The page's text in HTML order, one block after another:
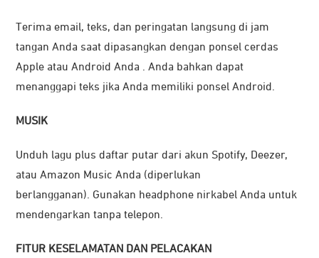
Terima email, teks, dan peringatan langsung di jam
tangan Anda saat dipasangkan dengan ponsel cerdas
Apple atau Android Anda . Anda bahkan dapat
menanggapi teks jika Anda memiliki ponsel Android.
MUSIK
Unduh lagu plus daftar putar dari akun Spotify, Deezer,
atau Amazon Music Anda (diperlukan
berlangganan). Gunakan headphone nirkabel Anda untuk
mendengarkan tanpa telepon.
FITUR KESELAMATAN DAN PELACAKAN